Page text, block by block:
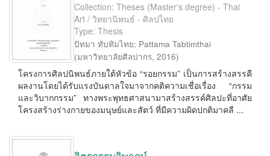
Collection: Theses (Master's degree) - Thai
Art / วิทยานิพนธ์ - ศิลปไทย
Type: Thesis
ปัทมา ทับทิมไทย; Pattama Tabtimthai
(มหาวิทยาลัยศิลปากร, 2016)
โครงการศิลปนิพนธ์ภายใต้หัวข้อ “รอยกรรม” เป็นการสร้างสรรคื
ผลงานโดยได้รับแรงบันดาลใจมาจากคติความเชื่อเรื่อง “กรรม
และวิบากกรรม” ทางพระพุทธศาสนามาสร้างสรรค์ศิลปะที่อาศัย
โครงสร้างร่างกายของมนุษย์และสัตว์ ที่มีความผิดปกติมาคลี ...